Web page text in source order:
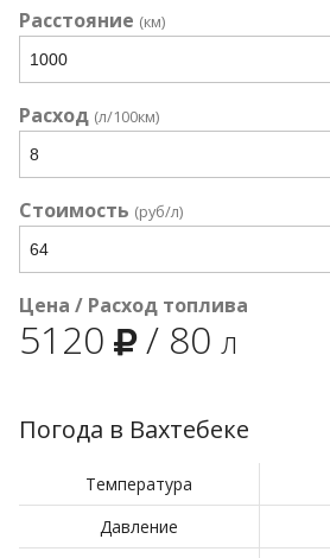
Расстояние (км)
Расход (л/100км)
Стоимость (руб/л)
Цена / Расход топлива
5120 / 80 л
Погода в Вахтебеке
Температура
Давление